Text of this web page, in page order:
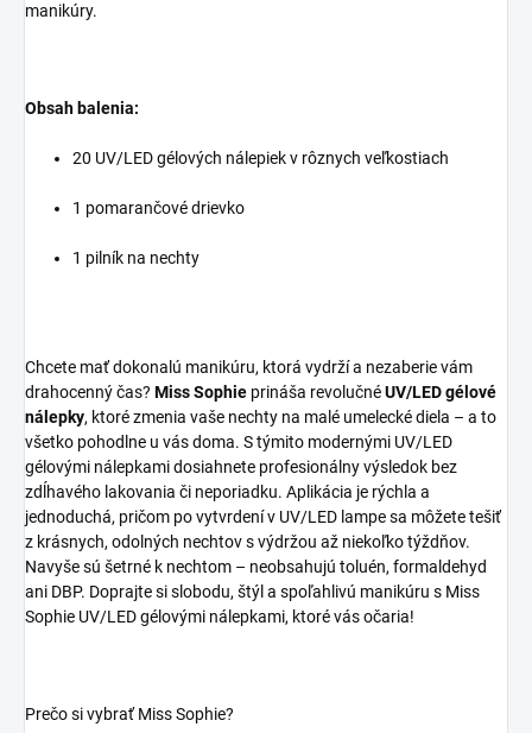
manikúry.
Obsah balenia:
20 UV/LED gélových nálepiek v rôznych veľkostiach
1 pomarančové drievko
1 pilník na nechty
Chcete mať dokonalú manikúru, ktorá vydrží a nezaberie vám
drahocenný čas? Miss Sophie prináša revolučnéUV/LED gélové
nálepky, ktoré zmenia vaše nechty na malé umelecké diela – a to
všetko pohodlne u vás doma. S týmito modernými UV/LED
gélovými nálepkami dosiahnete profesionálny výsledok bez
zdĺhavého lakovania či neporiadku. Aplikácia je rýchla a
jednoduchá, pričom po vytvrdení v UV/LED lampe sa môžete tešiť
z krásnych, odolných nechtov s výdržou až niekoľko týždňov.
Navyše sú šetrné k nechtom – neobsahujú toluén, formaldehyd
ani DBP. Doprajte si slobodu, štýl a spoľahlivú manikúru s Miss
Sophie UV/LED gélovými nálepkami, ktoré vás očaria!
Prečo si vybrať Miss Sophie?